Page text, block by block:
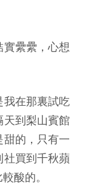
纍纍，心想
在那裏試吃
到梨山賓館
的，只有一
買到千秋蘋
酸的。